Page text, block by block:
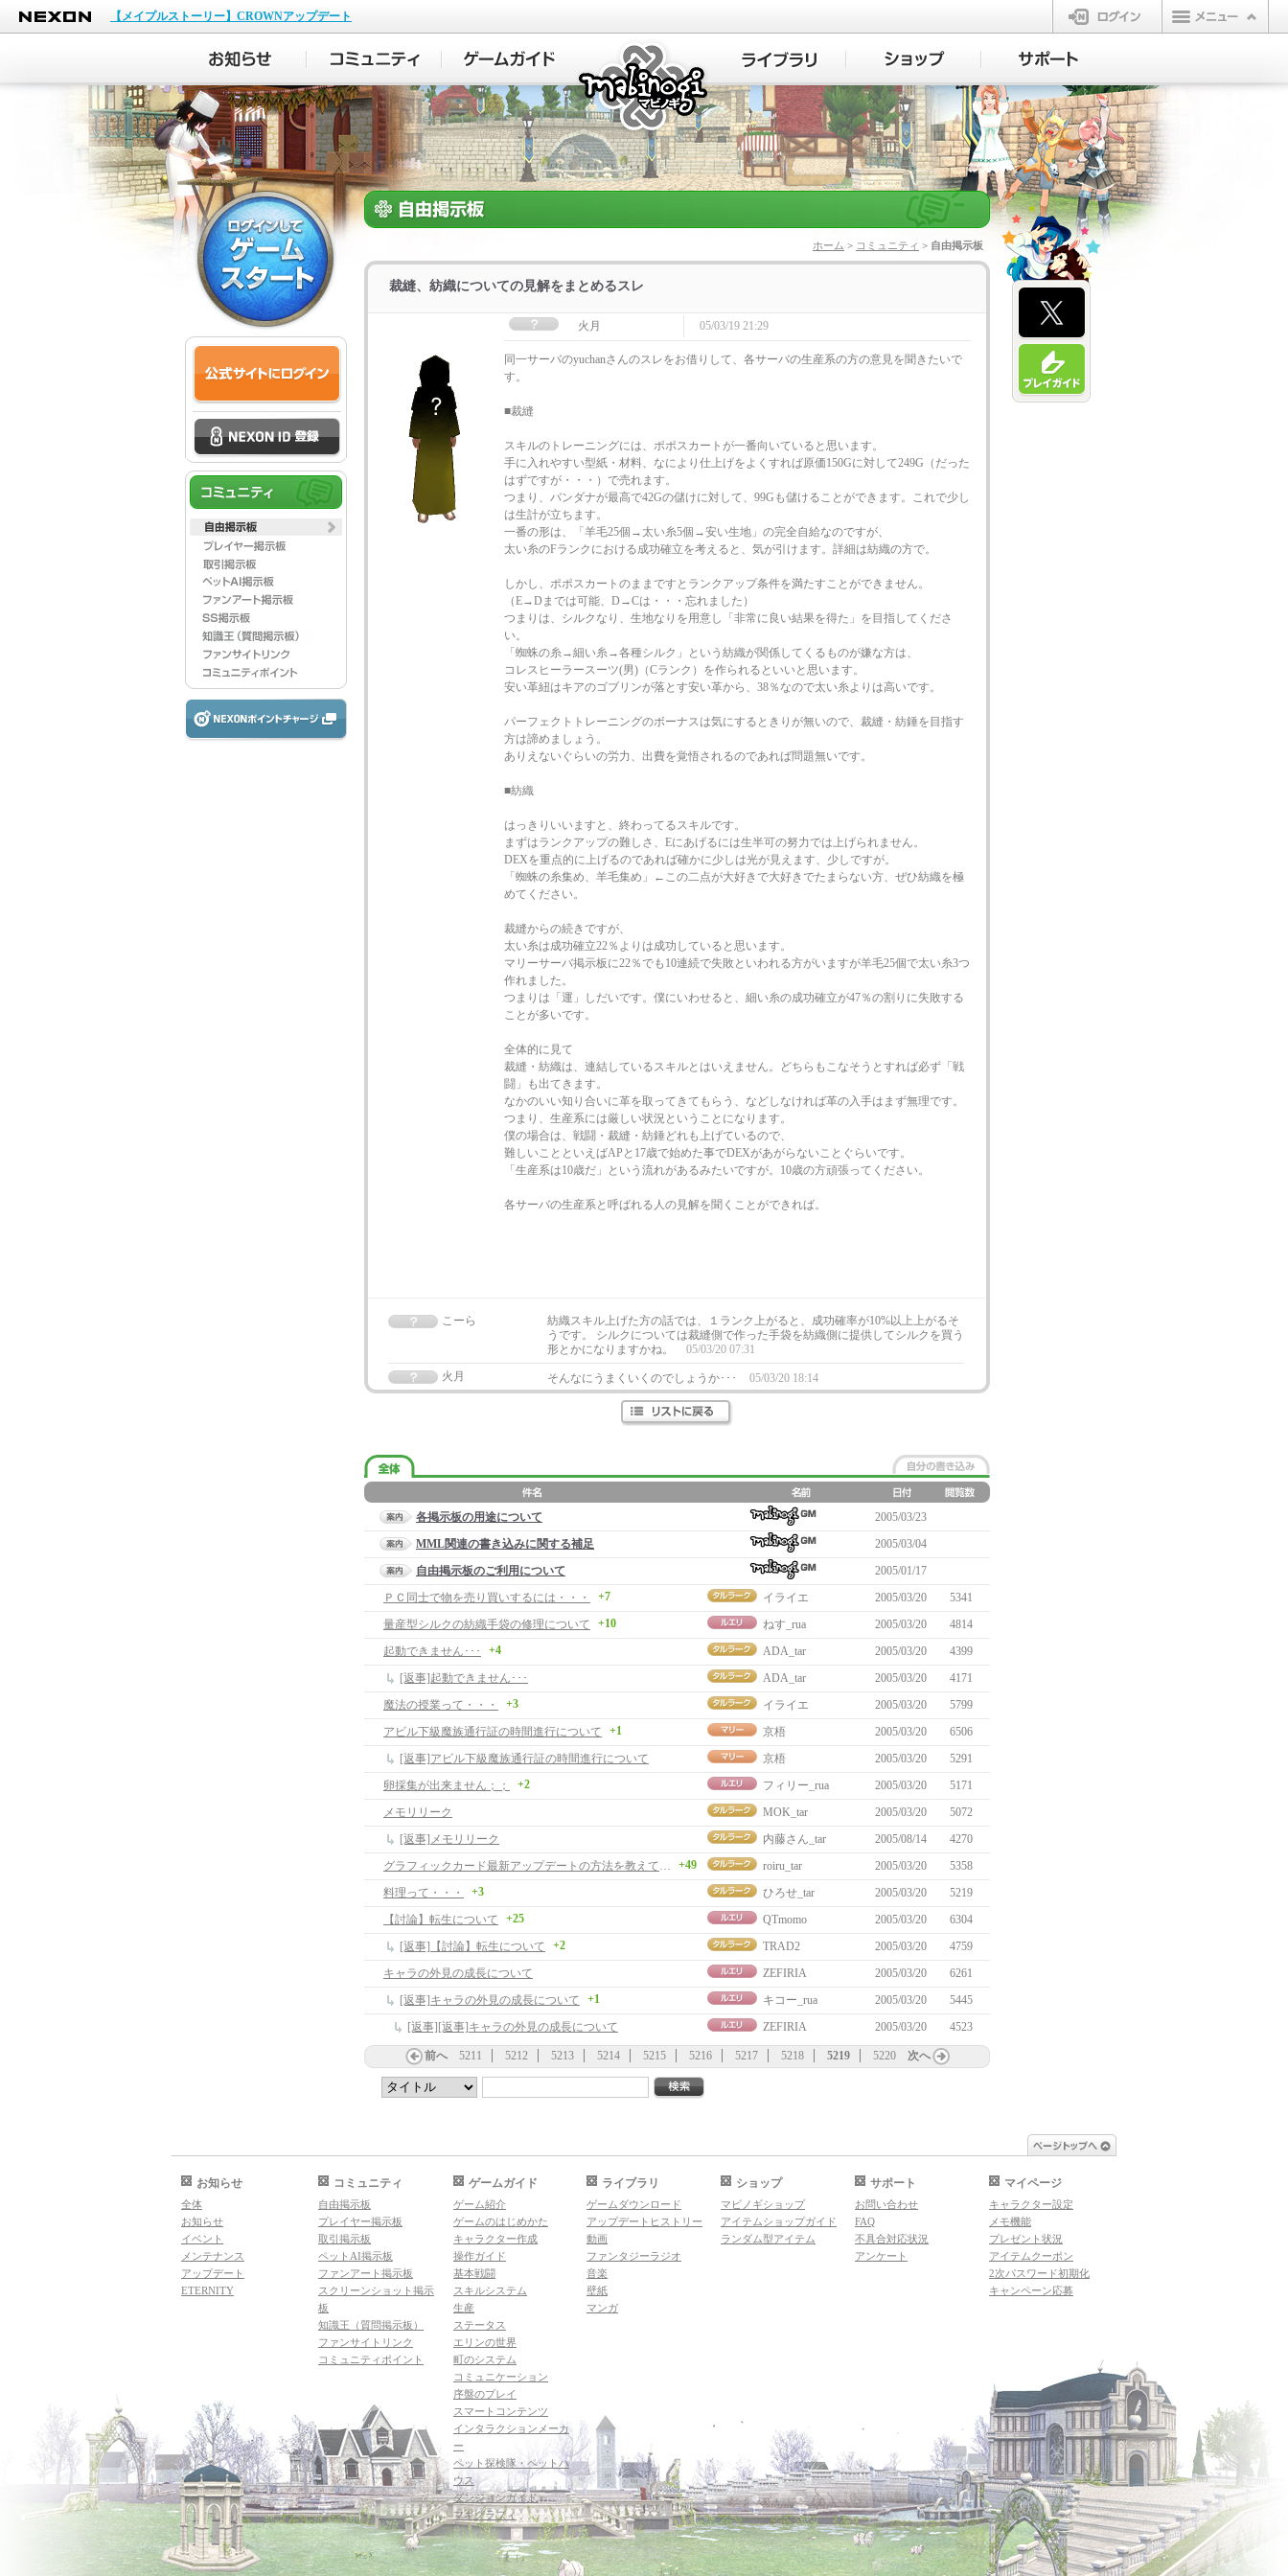
NEXON
【メイプルストーリー】CROWNアップデート
ログイン
マビノギ
ホーム > コミュニティ > 自由掲示板
裁縫、紡織についての見解をまとめるスレ
火月 05/03/19 21:29
同一サーバのyuchanさんのスレをお借りして、各サーバの生産系の方の意見を聞きたいで
す。
■裁縫
スキルのトレーニングには、ポポスカートが一番向いていると思います。
手に入れやすい型紙・材料、なにより仕上げをよくすれば原価150Gに対して249G（だった
はずですが・・・）で売れます。
つまり、バンダナが最高で42Gの儲けに対して、99Gも儲けることができます。これで少し
は生計が立ちます。
一番の形は、「羊毛25個→太い糸5個→安い生地」の完全自給なのですが、
太い糸のFランクにおける成功確立を考えると、気が引けます。詳細は紡織の方で。
しかし、ポポスカートのままですとランクアップ条件を満たすことができません。
（E→Dまでは可能、D→Cは・・・忘れました）
つまりは、シルクなり、生地なりを用意し「非常に良い結果を得た」を目指してくださ
い。
「蜘蛛の糸→細い糸→各種シルク」という紡織が関係してくるものが嫌な方は、
コレスヒーラースーツ(男)（Cランク）を作られるといいと思います。
安い革紐はキアのゴブリンが落とす安い革から、38％なので太い糸よりは高いです。
パーフェクトトレーニングのボーナスは気にするときりが無いので、裁縫・紡錘を目指す
方は諦めましょう。
ありえないぐらいの労力、出費を覚悟されるのであれば問題無いです。
■紡織
はっきりいいますと、終わってるスキルです。
まずはランクアップの難しさ、Eにあげるには生半可の努力では上げられません。
DEXを重点的に上げるのであれば確かに少しは光が見えます、少しですが。
「蜘蛛の糸集め、羊毛集め」←この二点が大好きで大好きでたまらない方、ぜひ紡織を極
めてください。
裁縫からの続きですが、
太い糸は成功確立22％よりは成功していると思います。
マリーサーバ掲示板に22％でも10連続で失敗といわれる方がいますが羊毛25個で太い糸3つ
作れました。
つまりは「運」しだいです。僕にいわせると、細い糸の成功確立が47％の割りに失敗する
ことが多いです。
全体的に見て
裁縫・紡織は、連結しているスキルとはいえません。どちらもこなそうとすれば必ず「戦
闘」も出てきます。
なかのいい知り合いに革を取ってきてもらう、などしなければ革の入手はまず無理です。
つまり、生産系には厳しい状況ということになります。
僕の場合は、戦闘・裁縫・紡錘どれも上げているので、
難しいことといえばAPと17歳で始めた事でDEXがあがらないことぐらいです。
「生産系は10歳だ」という流れがあるみたいですが。10歳の方頑張ってください。
各サーバの生産系と呼ばれる人の見解を聞くことができれば。
こーら
紡織スキル上げた方の話では、１ランク上がると、成功確率が10%以上上がるそ
うです。 シルクについては裁縫側で作った手袋を紡織側に提供してシルクを買う
形とかになりますかね。
05/03/20 07:31
火月
そんなにうまくいくのでしょうか･･･ 05/03/20 18:14
各掲示板の用途について
2005/03/23
MML関連の書き込みに関する補足
2005/03/04
自由掲示板のご利用について
2005/01/17
ＰＣ同士で物を売り買いするには・・・
+7 イライエ 2005/03/20
5341
量産型シルクの紡織手袋の修理について
+10 ねす_rua 2005/03/20
4814
起動できません･･･
+4 ADA_tar 2005/03/20
4399
[返事]起動できません･･･
ADA_tar 2005/03/20
4171
魔法の授業って・・・
+3 イライエ 2005/03/20
5799
アビル下級魔族通行証の時間進行について
+1 京梧 2005/03/20
6506
[返事]アビル下級魔族通行証の時間進行について
京梧 2005/03/20
5291
卵採集が出来ません；；
+2 フィリー_rua 2005/03/20
5171
メモリリーク
MOK_tar 2005/03/20
5072
[返事]メモリリーク
内藤さん_tar 2005/08/14
4270
グラフィックカード最新アップデートの方法を教えてください
+49 roiru_tar 2005/03/20
5358
料理って・・・
+3 ひろせ_tar 2005/03/20
5219
【討論】転生について
+25 QTmomo 2005/03/20
6304
[返事]【討論】転生について
+2 TRAD2 2005/03/20
4759
キャラの外見の成長について
ZEFIRIA 2005/03/20
6261
[返事]キャラの外見の成長について
+1 キコー_rua 2005/03/20
5445
[返事][返事]キャラの外見の成長について
ZEFIRIA 2005/03/20 4523
前へ 5211 5212 5213 5214 5215 5216 5217 5218 5219 5220 次へ
お知らせ
全体
お知らせ
イベント
メンテナンス
アップデート
ETERNITY
コミュニティ
自由掲示板
プレイヤー掲示板
取引掲示板
ペットAI掲示板
ファンアート掲示板
スクリーンショット掲示
板
知識王（質問掲示板）
ファンサイトリンク
コミュニティポイント
ゲームガイド
ゲーム紹介
ゲームのはじめかた
キャラクター作成
操作ガイド
基本戦闘
スキルシステム
生産
ステータス
エリンの世界
町のシステム
コミュニケーション
序盤のプレイ
スマートコンテンツ
インタラクションメーカ
ー
ペット探検隊・ペットハ
ウス
ダンジョンガイド
マギグラフィ
ライブラリ
ゲームダウンロード
アップデートヒストリー
動画
ファンタジーラジオ
音楽
壁紙
マンガ
ショップ
マビノギショップ
アイテムショップガイド
ランダム型アイテム
サポート
お問い合わせ
FAQ
不具合対応状況
アンケート
マイページ
キャラクター設定
メモ機能
プレゼント状況
アイテムクーポン
2次パスワード初期化
キャンペーン応募